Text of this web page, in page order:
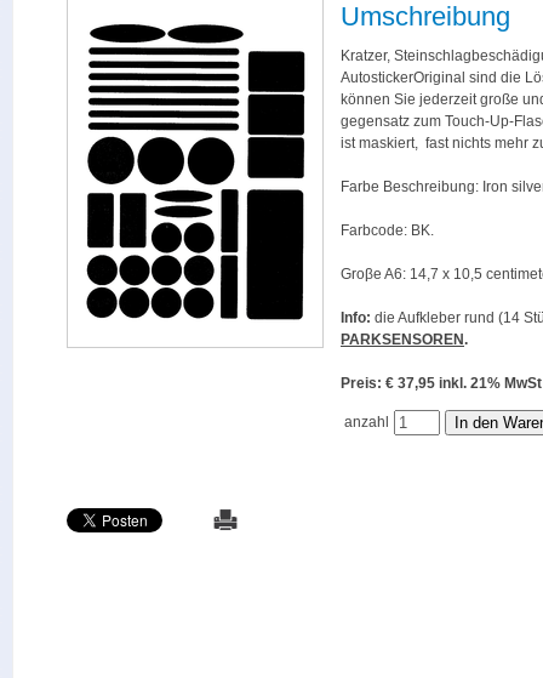
Umschreibung
Kratzer,
AutostickerOriginal sind die
können Sie jederzeit große
gegensatz zum Touch-Up-
ist maskiert, fast nichts mehr
Farbe Beschreibung: Iron
Farbcode: BK.
Groβe A6: 14,7 x 10,5
Info: die Aufkleber rund (14
PARKSENSOREN.
Preis: € 37,95 inkl. 21%
anzahl